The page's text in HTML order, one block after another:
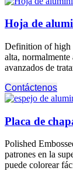
Hoja de
Definition of high
alta,
avanzados de
Contáctenos
Placa de
Polished
patrones en la
puede colorear